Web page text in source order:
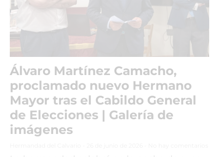
Álvaro Martínez Camacho,
proclamado nuevo Hermano
Mayor tras el Cabildo General
de Elecciones | Galería de
imágenes